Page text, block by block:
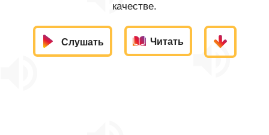
качестве.
Слушать Читать